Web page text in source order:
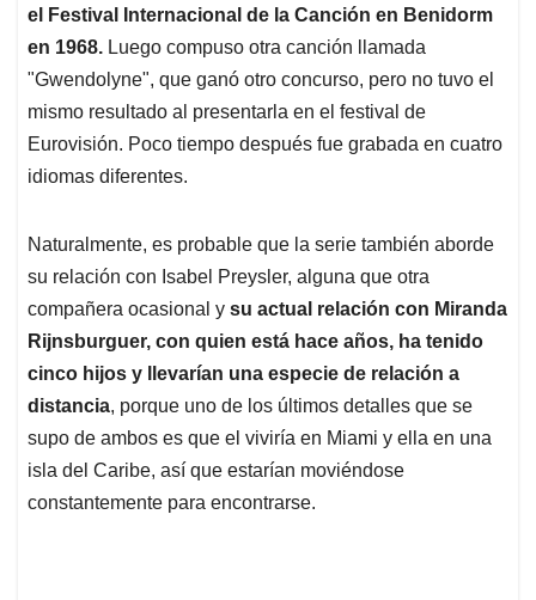
el Festival Internacional de la Canción en Benidorm
en 1968. Luego compuso otra canción llamada
"Gwendolyne", que ganó otro concurso, pero no tuvo el
mismo resultado al presentarla en el festival de
Eurovisión. Poco tiempo después fue grabada en cuatro
idiomas diferentes.
Naturalmente, es probable que la serie también aborde
su relación con Isabel Preysler, alguna que otra
compañera ocasional y su actual relación con Miranda
Rijnsburguer, con quien está hace años, ha tenido
cinco hijos y llevarían una especie de relación a
distancia, porque uno de los últimos detalles que se
supo de ambos es que el viviría en Miami y ella en una
isla del Caribe, así que estarían moviéndose
constantemente para encontrarse.